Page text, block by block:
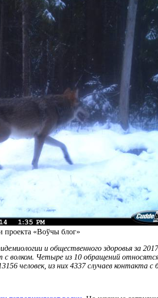
проекта «Воўчы блог»
и общественного здоровья за
волком. Четыре из 10 обращений
человек, из них 4337 случаев контакта с